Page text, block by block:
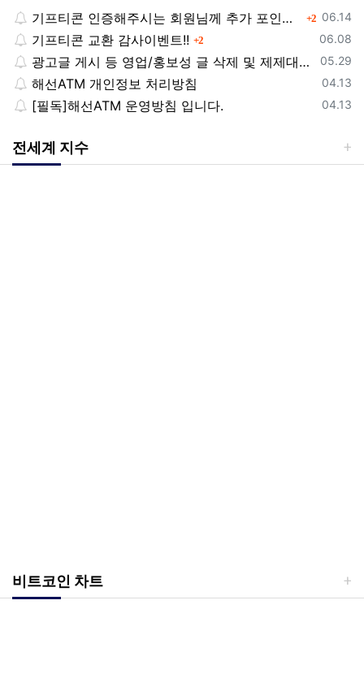
등록일
06.14
기프티콘 인증해주시는 회원님께 추가 포인트 쏩니다!! 2댓글
등록일
06.08
기프티콘 교환 감사이벤트!! 2댓글
등록일
05.29
광고글 게시 등 영업/홍보성 글 삭제 및 제제대상입니다.
등록일
04.13
해선ATM 개인정보 처리방침
등록일
04.13
[필독]해선ATM 운영방침 입니다.
전세계 지수
비트코인 차트